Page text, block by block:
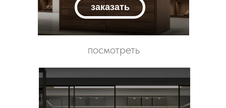
заказать
посмотреть